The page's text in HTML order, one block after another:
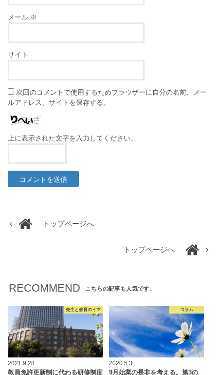
メール ※
サイト
次回のコメントで使用するためブラウザーに自分の名前、メー
ルアドレス、サイトを保存する。
上に表示された文字を入力してください。
トップページへ
トップページへ
RECOMMEND こちらの記事も人気です。
先生と教育のイマ
2021.9.28
教員免許更新制に代わる研修制度
コラム
2020.5.3
9月始業の是非を考える。第3の